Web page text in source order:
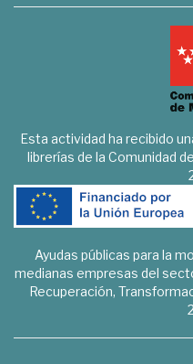
Esta actividad ha recibido
librerías de la Comunidad
Ayudas públicas para la
medianas empresas del
Recuperación,